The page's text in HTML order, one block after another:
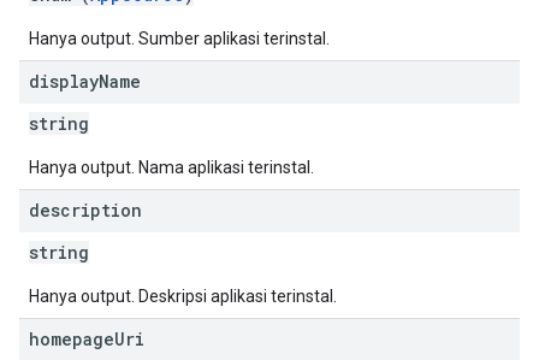
Hanya output. Sumber aplikasi terinstal.
displayName
string
Hanya output. Nama aplikasi terinstal.
description
string
Hanya output. Deskripsi aplikasi terinstal.
homepageUri